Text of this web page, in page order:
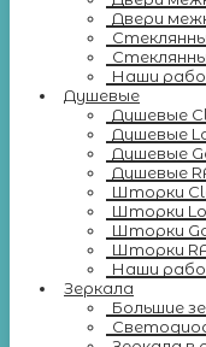
Двери
Наши
Душевые
Душевые
Душевые
Душевые
Душевые
Шторки
Шторки
Шторки
Шторки
Наши
Зеркала
Большие